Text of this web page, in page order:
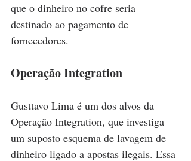
que o dinheiro no cofre seria
destinado ao pagamento de
fornecedores.
Operação Integration
Gusttavo Lima é um dos alvos da
Operação Integration, que investiga
um suposto esquema de lavagem de
dinheiro ligado a apostas ilegais. Essa